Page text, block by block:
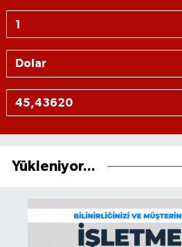
Yükleniyor...